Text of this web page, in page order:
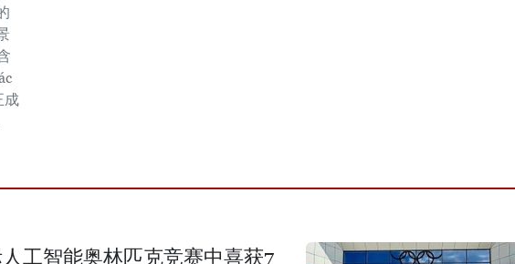
成
工智能奥林匹克竞赛中喜获7